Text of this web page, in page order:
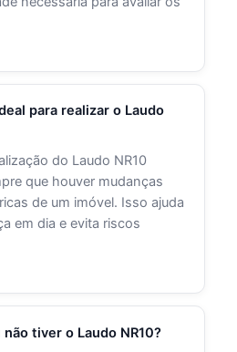
para realizar o Laudo
do Laudo NR10
que houver mudanças
de um imóvel. Isso ajuda
em dia e evita riscos
tiver o Laudo NR10?